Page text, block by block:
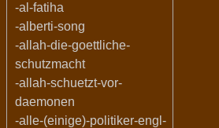
-al-fatiha
-alberti-song
-allah-die-goettliche-
schutzmacht
-allah-schuetzt-vor-
daemonen
-alle-(einige)-politiker-engl-